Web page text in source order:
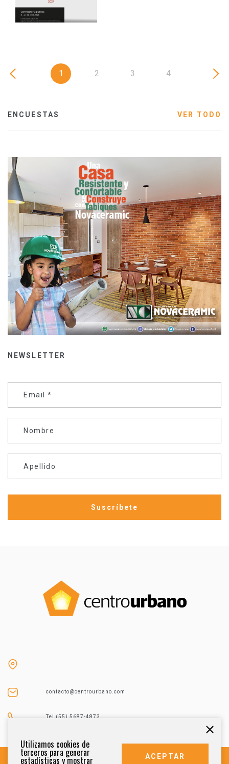
1 2 3 4
ENCUESTAS VER TODO
NEWSLETTER
Email *
Nombre
Apellido
contacto@centrourbano.com
Tel (55) 5687-4873
Utilizamos cookies de
terceros para generar
estadísticas y mostrar ACEPTAR